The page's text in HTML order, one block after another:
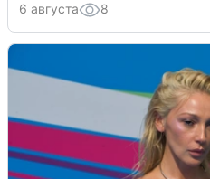
6 августа 8